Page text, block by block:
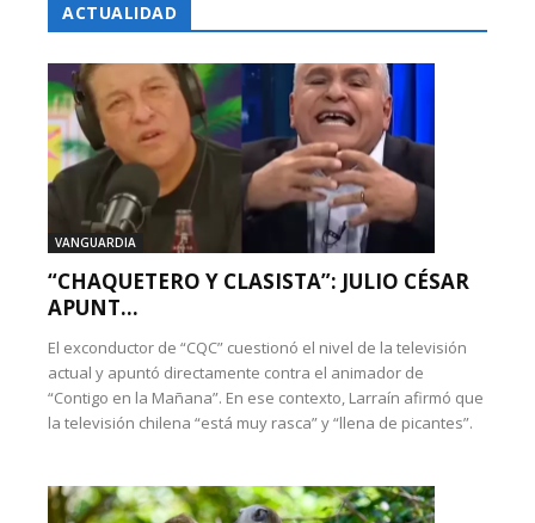
ACTUALIDAD
VANGUARDIA
“CHAQUETERO Y CLASISTA”: JULIO CÉSAR
APUNT...
El exconductor de “CQC” cuestionó el nivel de la televisión
actual y apuntó directamente contra el animador de
“Contigo en la Mañana”. En ese contexto, Larraín afirmó que
la televisión chilena “está muy rasca” y “llena de picantes”.